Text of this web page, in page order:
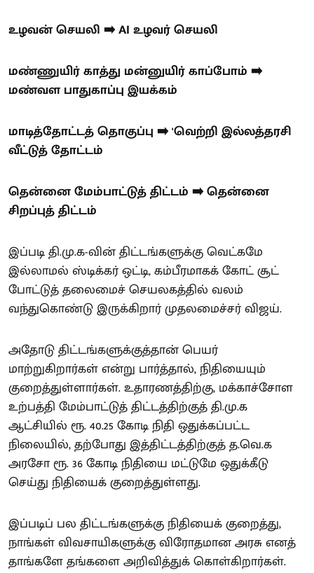
உழவன் செயலி ➡️ AI உழவர் செயலி
மண்ணுயிர் காத்து மன்னுயிர் காப்போம் ➡️
மண்வள பாதுகாப்பு இயக்கம்
மாடித்தோட்டத் தொகுப்பு ➡️ 'வெற்றி இல்லத்தரசி
வீட்டுத் தோட்டம்
தென்னை மேம்பாட்டுத் திட்டம் ➡️ தென்னை
சிறப்புத் திட்டம்
இப்படி தி.மு.க-வின் திட்டங்களுக்கு வெட்கமே
இல்லாமல் ஸ்டிக்கர் ஒட்டி, கம்பீரமாகக் கோட் சூட்
போட்டுத் தலைமைச் செயலகத்தில் வலம்
வந்துகொண்டு இருக்கிறார் முதலமைச்சர் விஜய்.
அதோடு திட்டங்களுக்குத்தான் பெயர்
மாற்றுகிறார்கள் என்று பார்த்தால், நிதியையும்
குறைத்துள்ளார்கள். உதாரணத்திற்கு, மக்காச்சோள
உற்பத்தி மேம்பாட்டுத் திட்டத்திற்குத் தி.மு.க
ஆட்சியில் ரூ. 40.25 கோடி நிதி ஒதுக்கப்பட்ட
நிலையில், தற்போது இத்திட்டத்திற்குத் த.வெ.க
அரசோ ரூ. 36 கோடி நிதியை மட்டுமே ஒதுக்கீடு
செய்து நிதியைக் குறைத்துள்ளது.
இப்படிப் பல திட்டங்களுக்கு நிதியைக் குறைத்து,
நாங்கள் விவசாயிகளுக்கு விரோதமான அரசு எனத்
தாங்களே தங்களை அறிவித்துக் கொள்கிறார்கள்.